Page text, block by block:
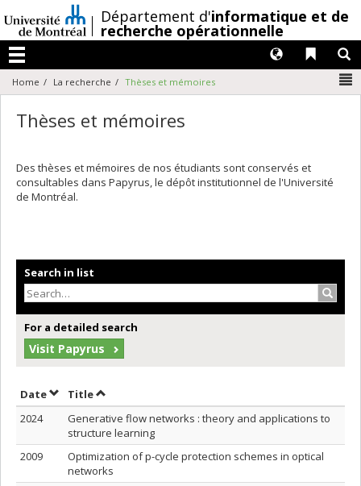
au
contenu
/Département d'informatique et de
recherche opérationnelle
Menu
Liens
Langues
Home La recherche Thèses et mémoires
Thèses et mémoires
Des thèses et mémoires de nos étudiants sont conservés et
consultables dans Papyrus, le dépôt institutionnel de l'Université
de Montréal.
Search in list
For a detailed search
Visit Papyrus
DateSort by date in ascending order
TitleSort by title in ascending order
2024
Generative flow networks : theory and applications to
structure learning
2009
Optimization of p-cycle protection schemes in optical
networks